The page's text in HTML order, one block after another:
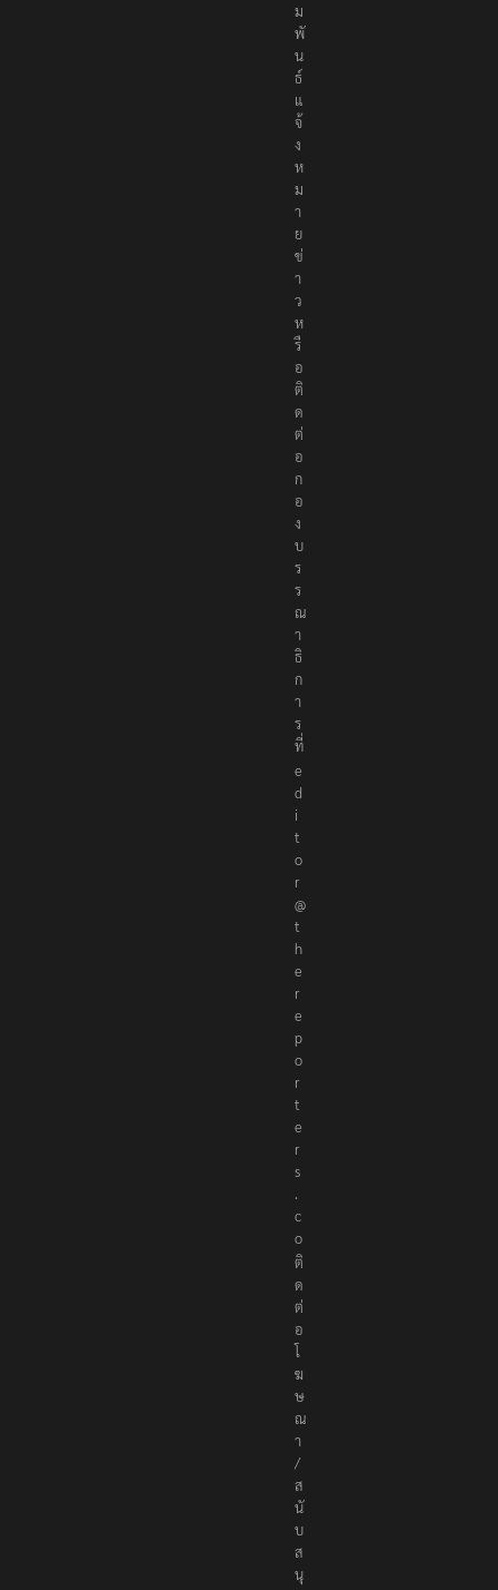
ม
พั
น
ธ์
แ
จ้
ง
ห
ม
า
ย
ข่
า
ว
ห
รื
อ
ติ
ด
ต่
อ
ก
อ
ง
บ
ร
ร
ณ
า
ธิ
ก
า
ร
ที่
e
d
i
t
o
r
@
t
h
e
r
e
p
o
r
t
e
r
s
.
c
o
ติ
ด
ต่
อ
โ
ฆ
ษ
ณ
า
/
ส
นั
บ
ส
นุ